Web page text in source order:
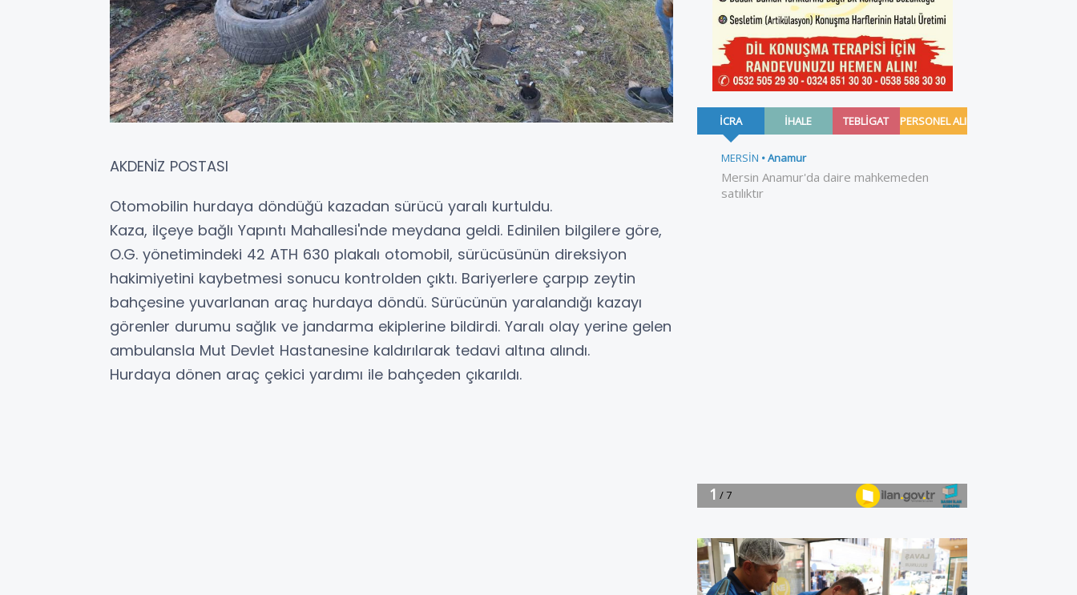
AKDENİZ POSTASI
Otomobilin hurdaya döndüğü kazadan sürücü yaralı kurtuldu.
Kaza, ilçeye bağlı Yapıntı Mahallesi'nde meydana geldi. Edinilen bilgilere göre,
O.G. yönetimindeki 42 ATH 630 plakalı otomobil, sürücüsünün direksiyon
hakimiyetini kaybetmesi sonucu kontrolden çıktı. Bariyerlere çarpıp zeytin
bahçesine yuvarlanan araç hurdaya döndü. Sürücünün yaralandığı kazayı
görenler durumu sağlık ve jandarma ekiplerine bildirdi. Yaralı olay yerine gelen
ambulansla Mut Devlet Hastanesine kaldırılarak tedavi altına alındı.
Hurdaya dönen araç çekici yardımı ile bahçeden çıkarıldı.